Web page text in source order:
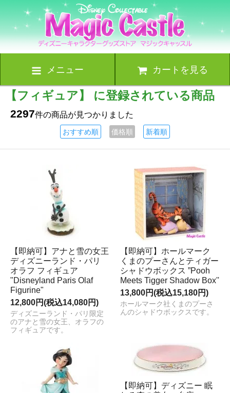
メニュー カートを見る
【フィギュア】 に登録されている商品
2297件の商品が見つかりました
おすすめ順 価格順 新着順
【即納可】アナと雪の女王
ディズニーランド・パリ
オラフ フィギュア
"Disneyland Paris Olaf
Figurine"
12,800円(税込14,080円)
ディズニーランド・パリ限定
のアナと雪の女王、オラフの
フィギュアです。
【即納可】ホールマーク
くまのプーさんとティガー
シャドウボックス ”Pooh
Meets Tigger Shadow Box''
13,800円(税込15,180円)
ホールマーク社くまのプーさ
んのシャドウボックスです。
【即納可】ディズニー 眠